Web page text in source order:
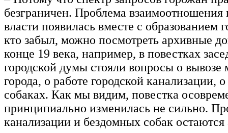
безграничен. Проблема взаимоотношения
власти появилась вместе с образованием
кто забыл, можно посмотреть архивные
конце 19 века, например, в повестках
городской думы стояли вопросы о вывозе
города, о работе городской канализации,
собаках. Как мы видим, повестка
принципиально изменилась не сильно.
канализации и бездомных собак